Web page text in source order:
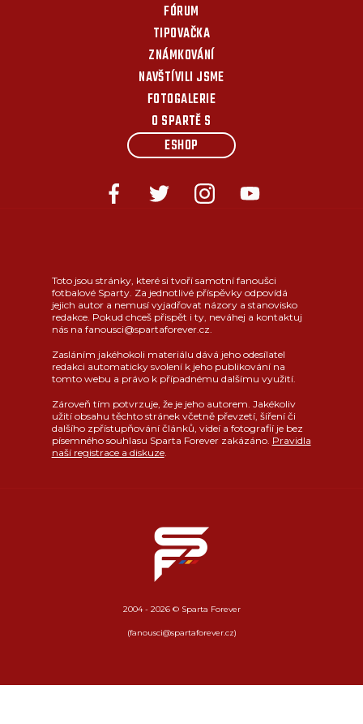
FÓRUM
TIPOVAČKA
ZNÁMKOVÁNÍ
NAVŠTÍVILI JSME
FOTOGALERIE
O SPARTĚ S
ESHOP
Toto jsou stránky, které si tvoří samotní fanoušci
fotbalové Sparty. Za jednotlivé příspěvky odpovídá
jejich autor a nemusí vyjadřovat názory a stanovisko
redakce. Pokud chceš přispět i ty, neváhej a kontaktuj
nás na fanousci@spartaforever.cz.
Zasláním jakéhokoli materiálu dává jeho odesílatel
redakci automaticky svolení k jeho publikování na
tomto webu a právo k případnému dalšímu využití.
Zároveň tím potvrzuje, že je jeho autorem. Jakékoliv
užití obsahu těchto stránek včetně převzetí, šíření či
dalšího zpřístupňování článků, videí a fotografií je bez
písemného souhlasu Sparta Forever zakázáno. Pravidla
naší registrace a diskuze.
2004 - 2026 © Sparta Forever
(fanousci@spartaforever.cz)